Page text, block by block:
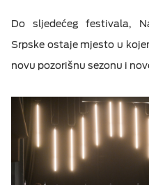
Do sljedećeg festivala,
Srpske ostaje mjesto u
novu pozorišnu sezonu i